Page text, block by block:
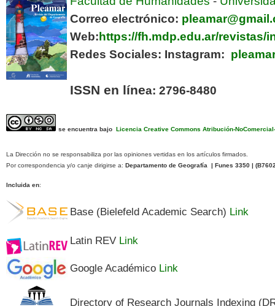
Correo electrónico:
Web:https://fh.mdp.edu.ar/revistas/
Redes Sociales: Instagram:
ISSN en línea: 2796-8480
se encuentra bajo Licencia Creative Commons Atribución-
La Dirección no se responsabiliza por las opiniones vertidas en los artículos firmados.
Por correspondencia y/o canje dirigirse a: Departamento de Geografía | Funes 3350 | (
Incluida en:
Base (Bielefeld Academic Search) Link
Latin REV Link
Google Académico Link
Directory of Research Journals Indexing